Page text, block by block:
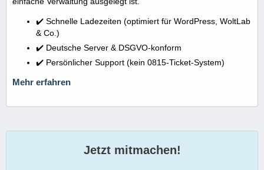
✔️ Schnelle Ladezeiten (optimiert für WordPress, WoltLab
& Co.)
✔️ Deutsche Server & DSGVO-konform
✔️ Persönlicher Support (kein 0815-Ticket-System)
Mehr erfahren
Jetzt mitmachen!